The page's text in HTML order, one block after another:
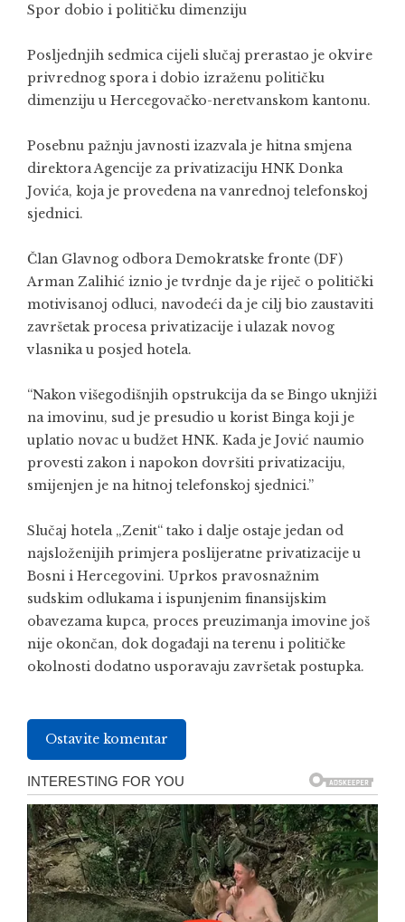
Spor dobio i političku dimenziju
Posljednjih sedmica cijeli slučaj prerastao je okvire
privrednog spora i dobio izraženu političku
dimenziju u Hercegovačko-neretvanskom kantonu.
Posebnu pažnju javnosti izazvala je hitna smjena
direktora Agencije za privatizaciju HNK Donka
Jovića, koja je provedena na vanrednoj telefonskoj
sjednici.
Član Glavnog odbora Demokratske fronte (DF)
Arman Zalihić iznio je tvrdnje da je riječ o politički
motivisanoj odluci, navodeći da je cilj bio zaustaviti
završetak procesa privatizacije i ulazak novog
vlasnika u posjed hotela.
“Nakon višegodišnjih opstrukcija da se Bingo uknjiži
na imovinu, sud je presudio u korist Binga koji je
uplatio novac u budžet HNK. Kada je Jović naumio
provesti zakon i napokon dovršiti privatizaciju,
smijenjen je na hitnoj telefonskoj sjednici.”
Slučaj hotela „Zenit“ tako i dalje ostaje jedan od
najsloženijih primjera poslijeratne privatizacije u
Bosni i Hercegovini. Uprkos pravosnažnim
sudskim odlukama i ispunjenim finansijskim
obavezama kupca, proces preuzimanja imovine još
nije okončan, dok događaji na terenu i političke
okolnosti dodatno usporavaju završetak postupka.
Ostavite komentar